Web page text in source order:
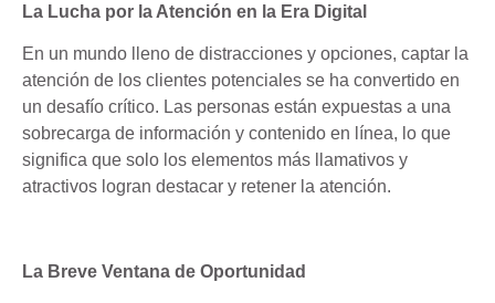
La Lucha por la Atención en la Era Digital
En un mundo lleno de distracciones y opciones, captar la
atención de los clientes potenciales se ha convertido en
un desafío crítico. Las personas están expuestas a una
sobrecarga de información y contenido en línea, lo que
significa que solo los elementos más llamativos y
atractivos logran destacar y retener la atención.
La Breve Ventana de Oportunidad